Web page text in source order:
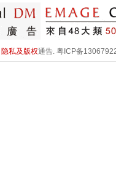
隐私及版权通告. 粤ICP备